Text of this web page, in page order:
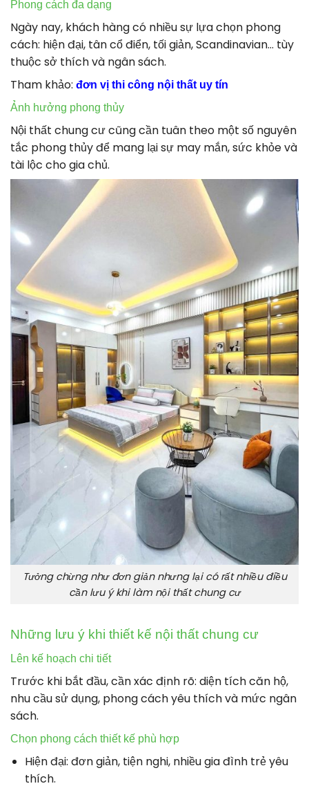
Phong cách đa dạng
Ngày nay, khách hàng có nhiều sự lựa chọn phong
cách: hiện đại, tân cổ điển, tối giản, Scandinavian… tùy
thuộc sở thích và ngân sách.
Tham khảo: đơn vị thi công nội thất uy tín
Ảnh hưởng phong thủy
Nội thất chung cư cũng cần tuân theo một số nguyên
tắc phong thủy để mang lại sự may mắn, sức khỏe và
tài lộc cho gia chủ.
Tưởng chừng như đơn giản nhưng lại có rất nhiều điều
cần lưu ý khi làm nội thất chung cư
Những lưu ý khi thiết kế nội thất chung cư
Lên kế hoạch chi tiết
Trước khi bắt đầu, cần xác định rõ: diện tích căn hộ,
nhu cầu sử dụng, phong cách yêu thích và mức ngân
sách.
Chọn phong cách thiết kế phù hợp
Hiện đại: đơn giản, tiện nghi, nhiều gia đình trẻ yêu
thích.